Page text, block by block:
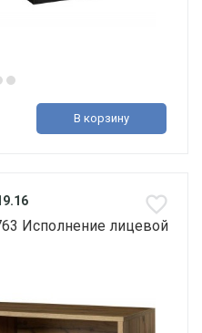
В корзину
Исполнение лицевой